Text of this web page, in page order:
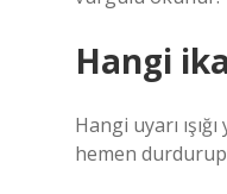
Hangi
Hangi uyarı ışığı
hemen